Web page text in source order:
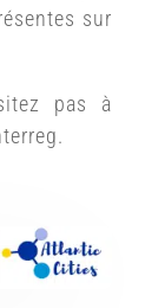
sur
pas à